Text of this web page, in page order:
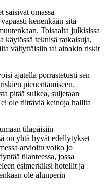
saisivat omassa
kenenkään sitä
Toisaalta julkisissa
käytössä teknisä ratkaisuja,
vältyttäisiin tai ainakin riskit
ajatella porrastetusti sen
pienentämiseen.
pitää sulkea, suljetaan
ole riittäviä keinoja hallita
tilapäisiin
on yhtä hyvät edellytykset
arvioitu voiko jo
tilanteessa, jossa
esimerkiksi hotellit ja
ole alunperin